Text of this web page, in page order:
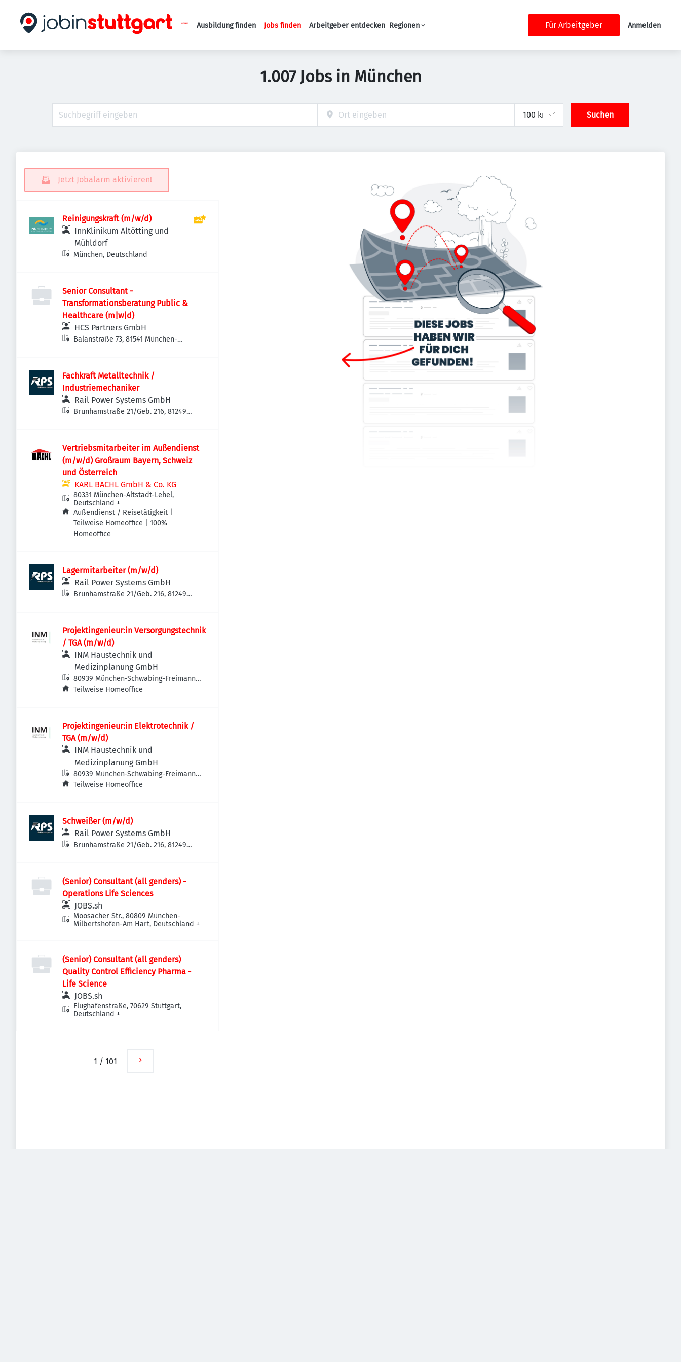
Haupt-Navigation
Ausbildung finden Jobs finden Arbeitgeber entdecken Regionen Für Arbeitgeber Anmelden
1.007 Jobs in München
Suchen
Jetzt Jobalarm aktivieren!
Reinigungskraft (m/w/d)
InnKlinikum Altötting und
Mühldorf
München, Deutschland
Senior Consultant -
Transformationsberatung Public &
Healthcare (m|w|d)
HCS Partners GmbH
Balanstraße 73, 81541 München-
Fachkraft Metalltechnik /
Industriemechaniker
Rail Power Systems GmbH
Brunhamstraße 21/Geb. 216, 81249
Vertriebsmitarbeiter im Außendienst
(m/w/d) Großraum Bayern, Schweiz
und Österreich
KARL BACHL GmbH & Co. KG
80331 München-Altstadt-Lehel,
Deutschland +
Außendienst / Reisetätigkeit |
Teilweise Homeoffice | 100%
Homeoffice
Lagermitarbeiter (m/w/d)
Rail Power Systems GmbH
Brunhamstraße 21/Geb. 216, 81249
Projektingenieur:in Versorgungstechnik
/ TGA (m/w/d)
INM Haustechnik und
Medizinplanung GmbH
80939 München-Schwabing-Freimann,
Deutschland
Teilweise Homeoffice
Projektingenieur:in Elektrotechnik /
TGA (m/w/d)
INM Haustechnik und
Medizinplanung GmbH
80939 München-Schwabing-Freimann,
Deutschland
Teilweise Homeoffice
Schweißer (m/w/d)
Rail Power Systems GmbH
Brunhamstraße 21/Geb. 216, 81249
(Senior) Consultant (all genders) -
Operations Life Sciences
JOBS.sh
Moosacher Str., 80809 München-
Milbertshofen-Am Hart, Deutschland +
(Senior) Consultant (all genders)
Quality Control Efficiency Pharma -
Life Science
JOBS.sh
Flughafenstraße, 70629 Stuttgart,
Deutschland +
1 / 101